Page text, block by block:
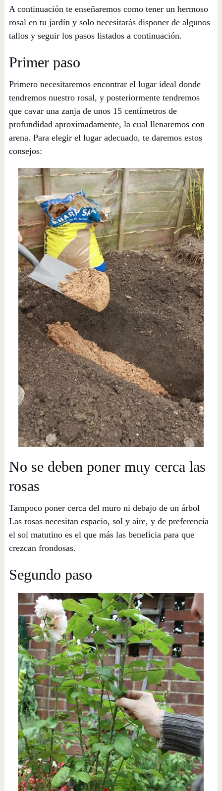
A continuación te enseñaremos como tener un hermoso
rosal en tu jardín y solo necesitarás disponer de algunos
tallos y seguir los pasos listados a continuación.
Primer paso
Primero necesitaremos encontrar el lugar ideal donde
tendremos nuestro rosal, y posteriormente tendremos
que cavar una zanja de unos 15 centímetros de
profundidad aproximadamente, la cual llenaremos con
arena. Para elegir el lugar adecuado, te daremos estos
consejos:
No se deben poner muy cerca las
rosas
Tampoco poner cerca del muro ni debajo de un árbol
Las rosas necesitan espacio, sol y aire, y de preferencia
el sol matutino es el que más las beneficia para que
crezcan frondosas.
Segundo paso